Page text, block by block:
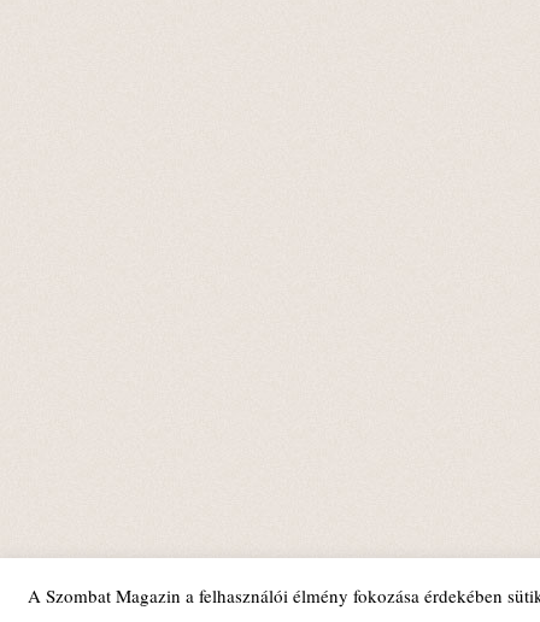
A Szombat Magazin a felhasználói élmény fokozása érdekében